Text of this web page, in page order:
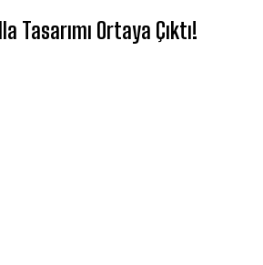
Tasarımı Ortaya Çıktı!